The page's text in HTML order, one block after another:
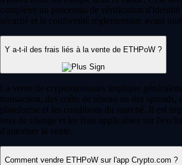
compléter un processus de vérification
sécurité et la conformité réglementaire avant
Y a-t-il des frais liés à la vente de ETHPoW ?
La vente de cryptomonnaies implique
transaction, des coûts de réseau ou des
plateforme et les conditions du marché. Il est
taux de change et les frais applicables sur
d'autoriser la vente.
Comment vendre ETHPoW sur l'app Crypto.com ?